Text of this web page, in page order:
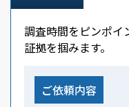
調査時間をピンポイ
証拠を掴みます。
ご依頼内容